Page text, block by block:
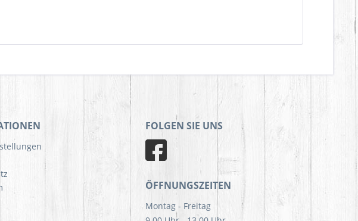
FOLGEN SIE UNS
ÖFFNUNGSZEITEN
Montag - Freitag